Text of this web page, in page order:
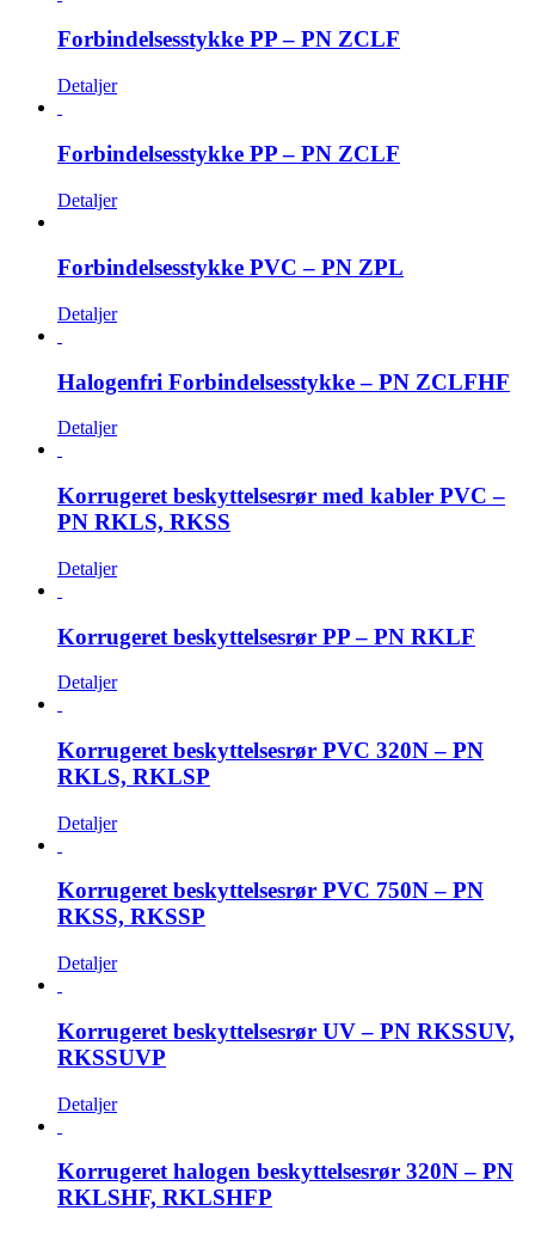
Forbindelsesstykke PP – PN ZCLF
Detaljer
Forbindelsesstykke PP – PN ZCLF
Detaljer
Forbindelsesstykke PVC – PN ZPL
Detaljer
Halogenfri Forbindelsesstykke – PN ZCLFHF
Detaljer
Korrugeret beskyttelsesrør med kabler PVC –
PN RKLS, RKSS
Detaljer
Korrugeret beskyttelsesrør PP – PN RKLF
Detaljer
Korrugeret beskyttelsesrør PVC 320N – PN
RKLS, RKLSP
Detaljer
Korrugeret beskyttelsesrør PVC 750N – PN
RKSS, RKSSP
Detaljer
Korrugeret beskyttelsesrør UV – PN RKSSUV,
RKSSUVP
Detaljer
Korrugeret halogen beskyttelsesrør 320N – PN
RKLSHF, RKLSHFP